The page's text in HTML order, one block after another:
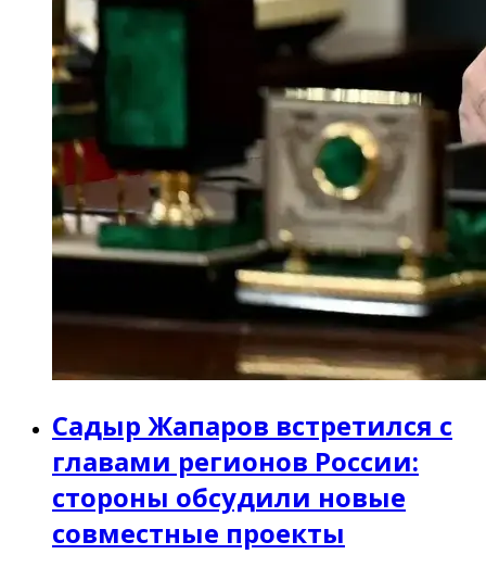
Садыр Жапаров встретился с
главами регионов России:
стороны обсудили новые
совместные проекты